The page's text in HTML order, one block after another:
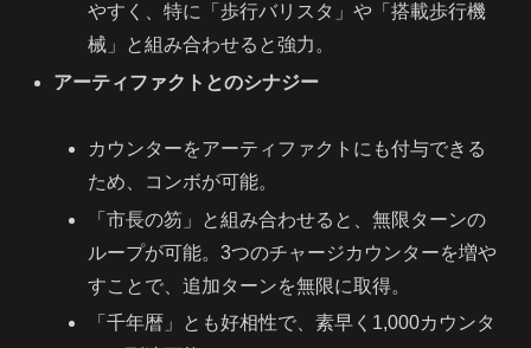
やすく、特に「歩行バリスタ」や「搭載歩行機
械」と組み合わせると強力。
アーティファクトとのシナジー
カウンターをアーティファクトにも付与できる
ため、コンボが可能。
「市長の笏」と組み合わせると、無限ターンの
ループが可能。3つのチャージカウンターを増や
すことで、追加ターンを無限に取得。
「千年暦」とも好相性で、素早く1,000カウンタ